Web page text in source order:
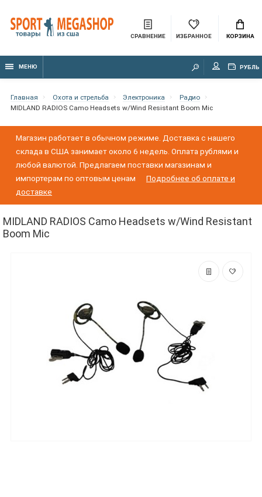
СРАВНЕНИЕ ИЗБРАННОЕ КОРЗИНА
МЕНЮ РУБЛЬ
Главная Охота и стрельба Электроника
Радио
MIDLAND RADIOS Camo Headsets w/Wind Resistant Boom Mic
Магазин работает в обычном режиме. Доставка с нашего
склада в США занимает около 6 недель. Оплата рублями и
любой валютой. Предлагаем поставки магазинам и
импортерам по оптовым ценам
Подробнее об оплате и
доставке
MIDLAND RADIOS Camo Headsets w/Wind Resistant
Boom Mic